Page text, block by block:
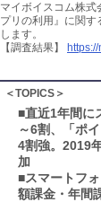
マイボイスコム株
プリの利用』に関
します。
【調査結果】
＜TOPICS＞
■直近1年間に
～6割、「ポ
4割強。2019
加
■スマートフ
額課金・年間